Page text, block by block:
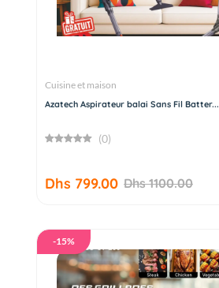
Cuisine et maison
Azatech Aspirateur balai Sans Fil Batter...
(0)
Dhs 799.00 Dhs 1100.00
-15%